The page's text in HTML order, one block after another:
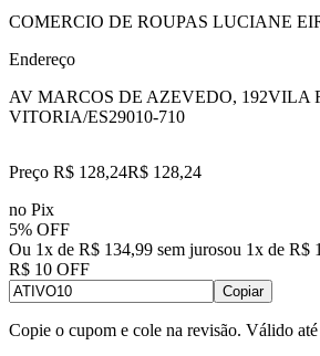
COMERCIO DE ROUPAS LUCIANE
Endereço
AV MARCOS DE AZEVEDO, 192VILA
VITORIA/ES29010-710
Preço R$ 128,24R$ 128,24
no Pix
5% OFF
Ou 1x de R$ 134,99 sem jurosou 1x de R$
R$ 10 OFF
Copiar
Copie o cupom e cole na revisão. Válido até